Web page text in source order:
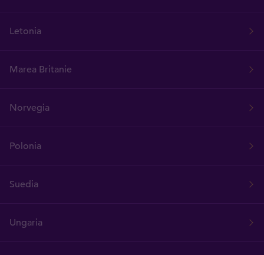
Letonia
Marea Britanie
Norvegia
Polonia
Suedia
Ungaria